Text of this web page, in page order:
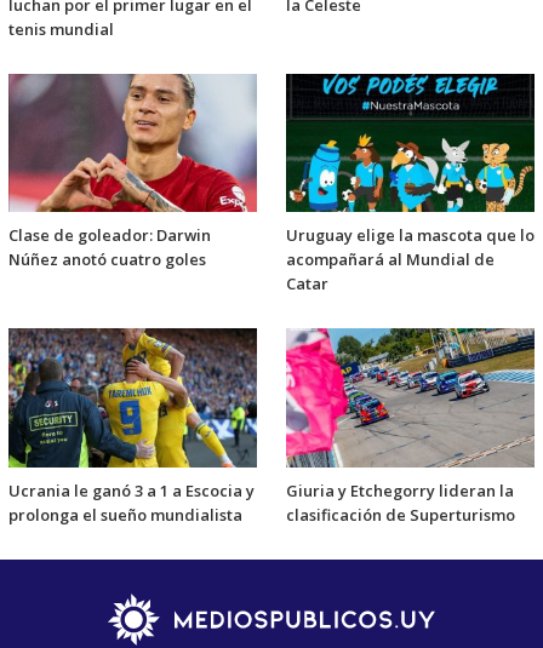
luchan por el primer lugar en el
tenis mundial
la Celeste
Clase de goleador: Darwin
Núñez anotó cuatro goles
Uruguay elige la mascota que lo
acompañará al Mundial de
Catar
Ucrania le ganó 3 a 1 a Escocia y
prolonga el sueño mundialista
Giuria y Etchegorry lideran la
clasificación de Superturismo